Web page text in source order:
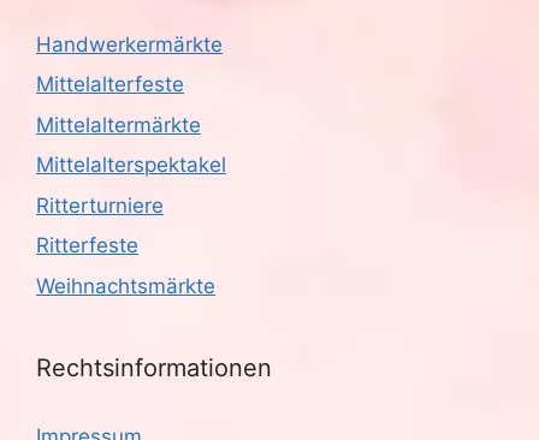
Handwerkermärkte
Mittelalterfeste
Mittelaltermärkte
Mittelalterspektakel
Ritterturniere
Ritterfeste
Weihnachtsmärkte
Rechtsinformationen